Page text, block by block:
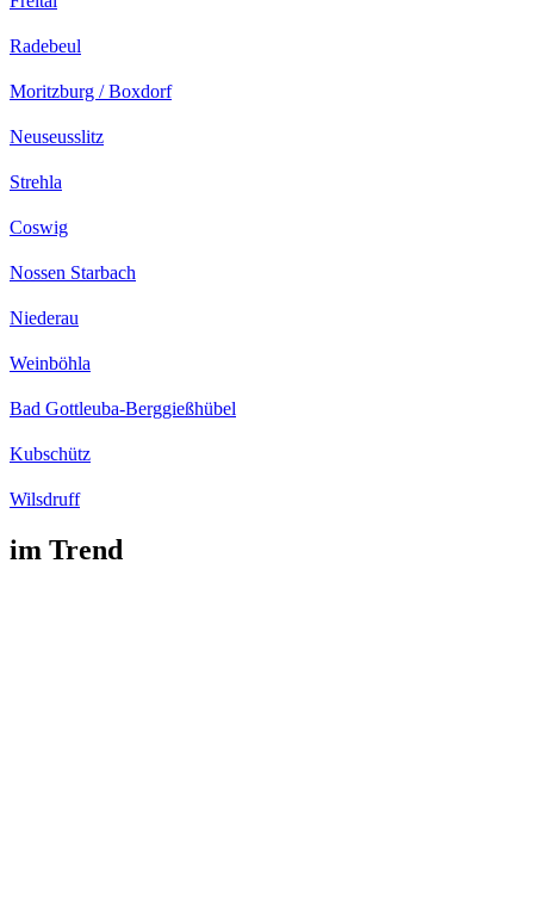
Radebeul
Moritzburg / Boxdorf
Neuseusslitz
Strehla
Coswig
Nossen Starbach
Niederau
Weinböhla
Bad Gottleuba-Berggießhübel
Kubschütz
Wilsdruff
im Trend